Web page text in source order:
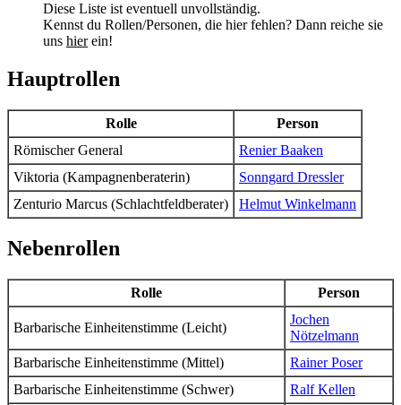
Diese Liste ist eventuell unvollständig.
Kennst du Rollen/Personen, die hier fehlen? Dann reiche sie
uns hierein!
Hauptrollen
Rolle
Person
Römischer General
Renier Baaken
Viktoria (Kampagnenberaterin)
Sonngard Dressler
Zenturio Marcus (Schlachtfeldberater)
Helmut Winkelmann
Nebenrollen
Rolle Person
Barbarische Einheitenstimme (Leicht)
Jochen
Nötzelmann
Barbarische Einheitenstimme (Mittel)
Rainer Poser
Barbarische Einheitenstimme (Schwer)
Ralf Kellen